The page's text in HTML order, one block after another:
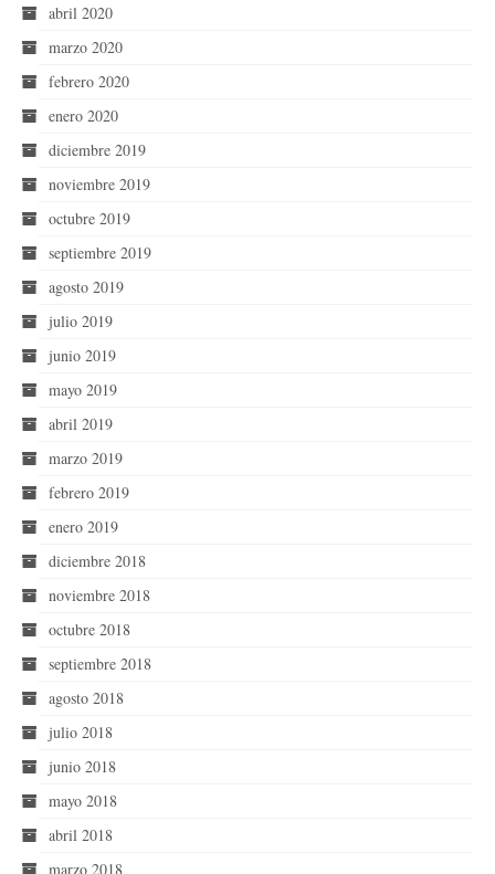
abril 2020
marzo 2020
febrero 2020
enero 2020
diciembre 2019
noviembre 2019
octubre 2019
septiembre 2019
agosto 2019
julio 2019
junio 2019
mayo 2019
abril 2019
marzo 2019
febrero 2019
enero 2019
diciembre 2018
noviembre 2018
octubre 2018
septiembre 2018
agosto 2018
julio 2018
junio 2018
mayo 2018
abril 2018
marzo 2018